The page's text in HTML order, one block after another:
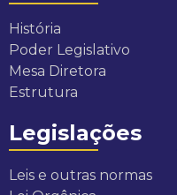
História
Poder Legislativo
Mesa Diretora
Estrutura
Legislações
Leis e outras normas